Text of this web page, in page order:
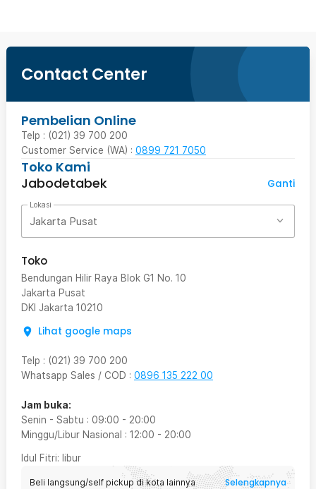
Contact Center
Pembelian Online
Telp : (021) 39 700 200
Customer Service (WA) : 0899 721 7050
Toko Kami
Jabodetabek
Ganti
Lokasi
Jakarta Pusat
Toko
Bendungan Hilir Raya Blok G1 No. 10
Jakarta Pusat
DKI Jakarta 10210
Lihat google maps
Telp : (021) 39 700 200
Whatsapp Sales / COD : 0896 135 222 00
Jam buka:
Senin - Sabtu : 09:00 - 20:00
Minggu/Libur Nasional : 12:00 - 20:00
Idul Fitri: libur
Beli langsung/self pickup di kota lainnya Selengkapnya